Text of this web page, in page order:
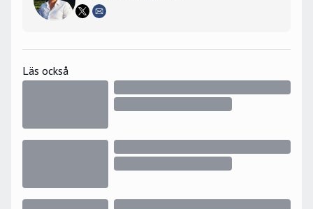
Läs också